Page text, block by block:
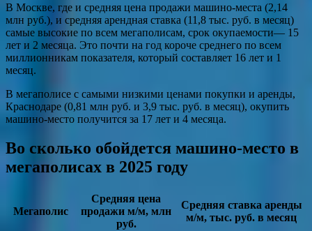
В Москве, где и средняя цена продажи машино-места (2,14
млн руб.), и средняя арендная ставка (11,8 тыс. руб. в месяц)
самые высокие по всем мегаполисам, срок окупаемости— 15
лет и 2 месяца. Это почти на год короче среднего по всем
миллионникам показателя, который составляет 16 лет и 1
месяц.
В мегаполисе с самыми низкими ценами покупки и аренды,
Краснодаре (0,81 млн руб. и 3,9 тыс. руб. в месяц), окупить
машино-место получится за 17 лет и 4 месяца.
Во сколько обойдется машино-место в
мегаполисах в 2025 году
Мегаполис
Средняя цена
продажи м/м, млн
руб.
Средняя ставка аренды
м/м, тыс. руб. в месяц